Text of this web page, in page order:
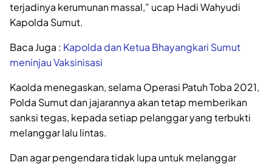
terjadinya kerumunan massal,” ucap Hadi Wahyudi
Kapolda Sumut.
Baca Juga : Kapolda dan Ketua Bhayangkari Sumut
meninjau Vaksinisasi
Kaolda menegaskan, selama Operasi Patuh Toba 2021,
Polda Sumut dan jajarannya akan tetap memberikan
sanksi tegas, kepada setiap pelanggar yang terbukti
melanggar lalu lintas.
Dan agar pengendara tidak lupa untuk melanggar